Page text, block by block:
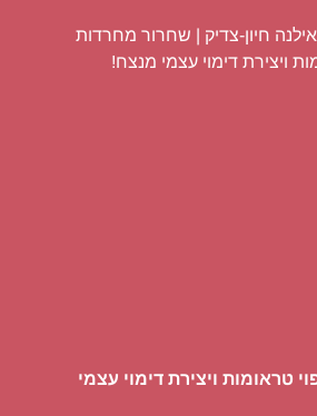
חיון-צדיק | שחרור מחרדות
ויצירת דימוי עצמי מנצח!
טראומות ויצירת דימוי עצמי